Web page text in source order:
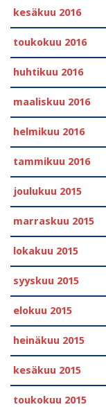
kesäkuu 2016
toukokuu 2016
huhtikuu 2016
maaliskuu 2016
helmikuu 2016
tammikuu 2016
joulukuu 2015
marraskuu 2015
lokakuu 2015
syyskuu 2015
elokuu 2015
heinäkuu 2015
kesäkuu 2015
toukokuu 2015